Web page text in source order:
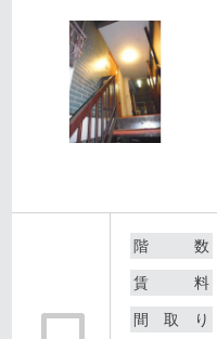
階 数
賃 料
間 取 り